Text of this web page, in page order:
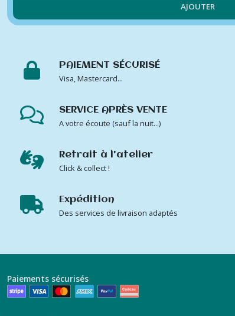
AJOUTER
PAIEMENT SÉCURISÉ
Visa, Mastercard...
SERVICE APRÈS VENTE
A votre écoute (sauf la nuit...)
Retrait à l'atelier
Click & collect !
Expédition
Des services de livraison adaptés
Paiements sécurisés